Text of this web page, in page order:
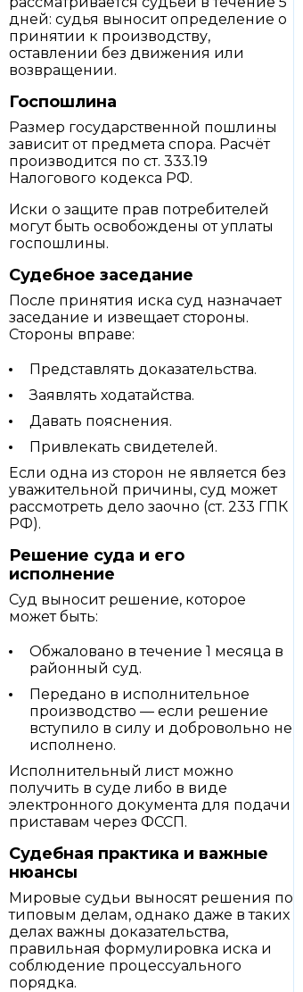
дней: судья выносит определение о
принятии к производству,
оставлении без движения или
возвращении.
Госпошлина
Размер государственной пошлины
зависит от предмета спора. Расчёт
производится по ст. 333.19
Налогового кодекса РФ.
Иски о защите прав потребителей
могут быть освобождены от уплаты
госпошлины.
Судебное заседание
После принятия иска суд назначает
заседание и извещает стороны.
Стороны вправе:
Представлять доказательства.
Заявлять ходатайства.
Давать пояснения.
Привлекать свидетелей.
Если одна из сторон не является без
уважительной причины, суд может
рассмотреть дело заочно (ст. 233 ГПК
РФ).
Решение суда и его
исполнение
Суд выносит решение, которое
может быть:
Обжаловано в течение 1 месяца в
районный суд.
Передано в исполнительное
производство — если решение
вступило в силу и добровольно не
исполнено.
Исполнительный лист можно
получить в суде либо в виде
электронного документа для подачи
приставам через ФССП.
Судебная практика и важные
нюансы
Мировые судьи выносят решения по
типовым делам, однако даже в таких
делах важны доказательства,
правильная формулировка иска и
соблюдение процессуального
порядка.